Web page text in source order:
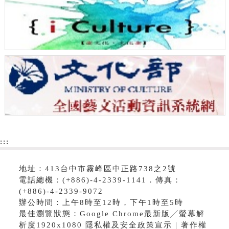
:::
地址：413台中市霧峰區中正路738之2號
電話總機：(+886)-4-2339-1141．傳真：
(+886)-4-2339-9072
辦公時間：上午8時至12時，下午1時至5時
最佳瀏覽狀態：Google Chrome最新版╱螢幕解
析度1920x1080 隱私權及安全政策宣示 | 著作權